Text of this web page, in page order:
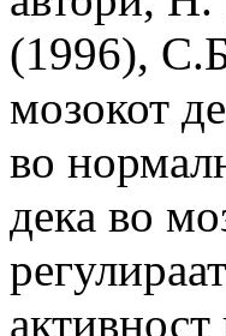
(1996),
мозокот
во
дека во